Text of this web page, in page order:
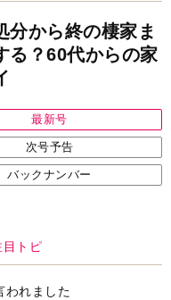
分から終の棲家ま
る？60代からの家
最新号
次号予告
バックナンバー
目トピ
われました